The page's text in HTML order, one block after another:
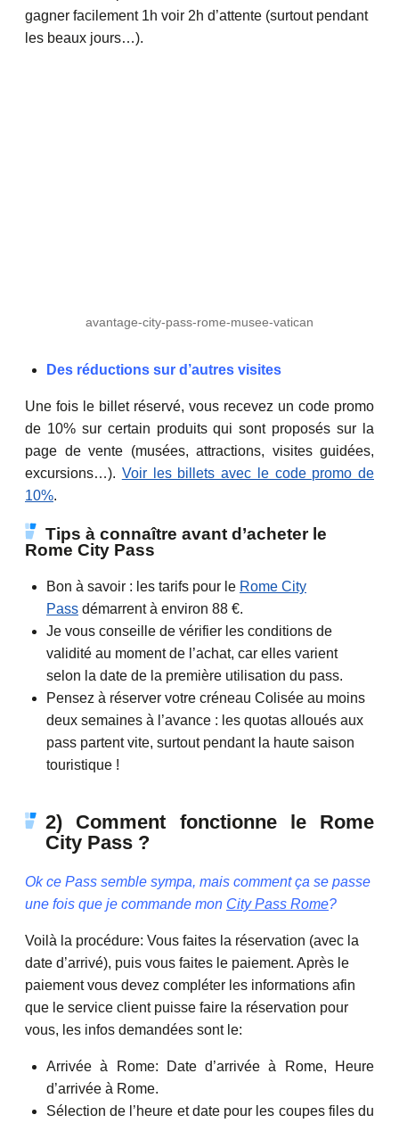
gagner facilement 1h voir 2h d’attente (surtout pendant
les beaux jours…).
avantage-city-pass-rome-musee-vatican
Des réductions sur d’autres visites
Une fois le billet réservé, vous recevez un code promo
de 10% sur certain produits qui sont proposés sur la
page de vente (musées, attractions, visites guidées,
excursions…). Voir les billets avec le code promo de
10%.
Tips à connaître avant d’acheter le
Rome City Pass
Bon à savoir : les tarifs pour le Rome City
Pass démarrent à environ 88 €.
Je vous conseille de vérifier les conditions de
validité au moment de l’achat, car elles varient
selon la date de la première utilisation du pass.
Pensez à réserver votre créneau Colisée au moins
deux semaines à l’avance : les quotas alloués aux
pass partent vite, surtout pendant la haute saison
touristique !
2) Comment fonctionne le Rome
City Pass ?
Ok ce Pass semble sympa, mais comment ça se passe
une fois que je commande mon City Pass Rome?
Voilà la procédure: Vous faites la réservation (avec la
date d’arrivé), puis vous faites le paiement. Après le
paiement vous devez compléter les informations afin
que le service client puisse faire la réservation pour
vous, les infos demandées sont le:
Arrivée à Rome: Date d’arrivée à Rome, Heure
d’arrivée à Rome.
Sélection de l’heure et date pour les coupes files du